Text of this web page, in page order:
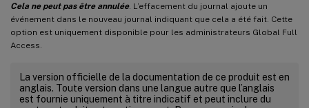
Cela ne peut pas être annulée. L’effacement du journal ajoute un
événement dans le nouveau journal indiquant que cela a été fait. Cette
option est uniquement disponible pour les administrateurs Global Full
Access.
La version officielle de la documentation de ce produit est en
anglais. Toute version dans une langue autre que l’anglais
est fournie uniquement à titre indicatif et peut inclure du